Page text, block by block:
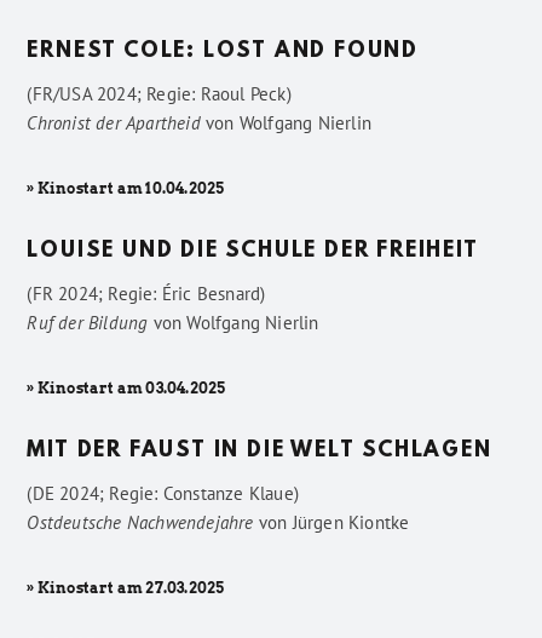
ERNEST COLE: LOST AND FOUND
(FR/USA 2024; Regie: Raoul Peck)
Chronist der Apartheidvon Wolfgang Nierlin
» Kinostart am 10.04.2025
LOUISE UND DIE SCHULE DER FREIHEIT
(FR 2024; Regie: Éric Besnard)
Ruf der Bildung vonWolfgang Nierlin
» Kinostart am 03.04.2025
MIT DER FAUST IN DIE WELT SCHLAGEN
(DE 2024; Regie: Constanze Klaue)
Ostdeutsche Nachwendejahre vonJürgen Kiontke
» Kinostart am 27.03.2025